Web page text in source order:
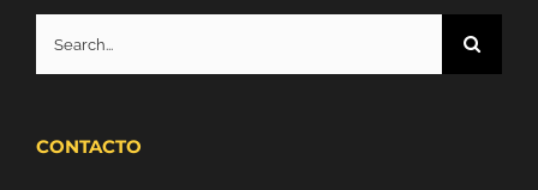
for:
CONTACTO